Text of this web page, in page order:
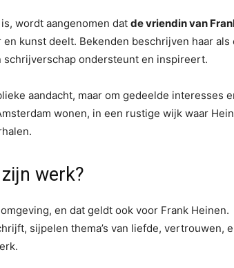
wordt aangenomen dat de vriendin van
kunst deelt. Bekenden beschrijven haar als
ondersteunt en inspireert.
aandacht, maar om gedeelde interesses
wonen, in een rustige wijk waar
werk?
en dat geldt ook voor Frank Heinen.
sijpelen thema’s van liefde, vertrouwen,